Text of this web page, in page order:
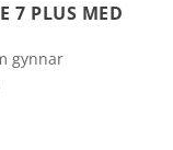
7 PLUS MED
gynnar